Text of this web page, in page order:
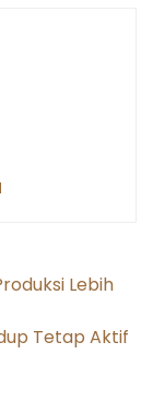
Lebih
Tetap Aktif